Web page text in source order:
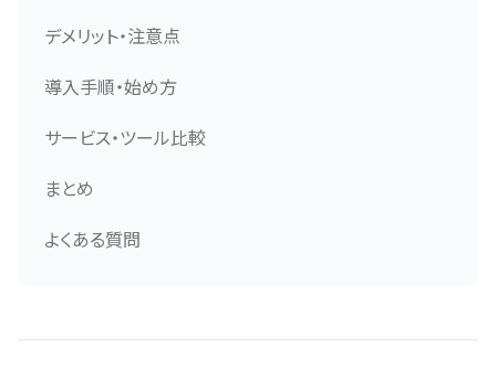
デメリット・注意点
導入手順・始め方
サービス・ツール比較
まとめ
よくある質問